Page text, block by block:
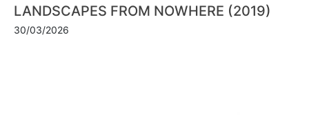
LANDSCAPES FROM NOWHERE (2019)
30/03/2026